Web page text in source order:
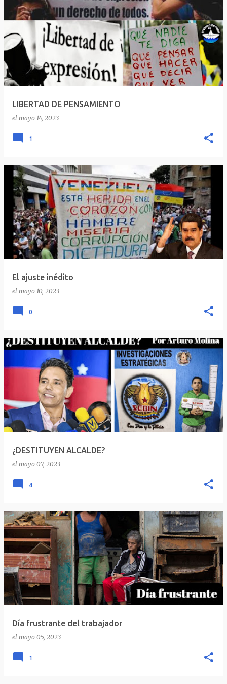
LIBERTAD DE PENSAMIENTO
el mayo 14, 2023
1
El ajuste inédito
el mayo 10, 2023
0
¿DESTITUYEN ALCALDE?
el mayo 07, 2023
4
Día frustrante del trabajador
el mayo 05, 2023
1